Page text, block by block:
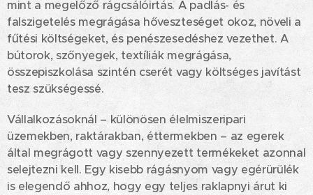
mint a megelőző rágcsálóirtás. A padlás- és
falszigetelés megrágása hőveszteséget okoz, növeli a
fűtési költségeket, és penészesedéshez vezethet. A
bútorok, szőnyegek, textíliák megrágása,
összepiszkolása szintén cserét vagy költséges javítást
tesz szükségessé.
Vállalkozásoknál – különösen élelmiszeripari
üzemekben, raktárakban, éttermekben – az egerek
által megrágott vagy szennyezett termékeket azonnal
selejtezni kell. Egy kisebb rágásnyom vagy egérürülék
is elegendő ahhoz, hogy egy teljes raklapnyi árut ki